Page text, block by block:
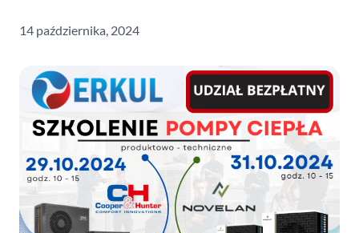
14 października, 2024